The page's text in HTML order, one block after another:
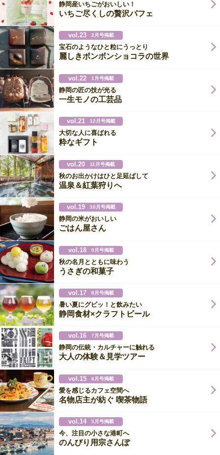
静岡産いちごがおいしい！
いちご尽くしの贅沢パフェ
vol.23 2月号掲載
宝石のようなひと粒にうっとり
麗しきボンボンショコラの世界
vol.22 1月号掲載
静岡の匠の技が光る
一生モノの工芸品
vol.21 12月号掲載
大切な人に喜ばれる
粋なギフト
vol.20 11月号掲載
秋のお出かけはひと足延ばして
温泉＆紅葉狩りへ
vol.19 10月号掲載
静岡の米がおいしい
ごはん屋さん
vol.18 9月号掲載
秋の名月とともに味わう
うさぎの和菓子
vol.17 8月号掲載
暑い夏にグビッ！と飲みたい
静岡食材×クラフトビール
vol.16 7月号掲載
静岡の伝統・カルチャーに触れる
大人の体験＆見学ツアー
vol.15 6月号掲載
愛を感じるカフェ空間へ
名物店主が紡ぐ 喫茶物語
vol.14 5月号掲載
今、注目の小さな港町へ
のんびり用宗さんぽ